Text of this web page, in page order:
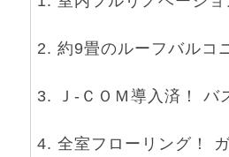
約9畳のルーフバルコ
Ｊ-ＣＯＭ導入済！
全室フローリング！